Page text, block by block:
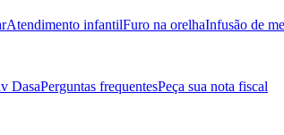
Atendimento infantilFuro na orelhaInfusão de
DasaPerguntas frequentesPeça sua nota fiscal